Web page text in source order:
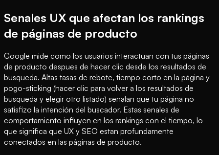
Senales UX que afectan los rankings
de páginas de producto
Google mide como los usuarios interactuan con tus páginas
de producto despues de hacer clic desde los resultados de
busqueda. Altas tasas de rebote, tiempo corto en la página y
pogo-sticking (hacer clic para volver a los resultados de
busqueda y elegir otro listado) senalan que tu página no
satisfizo la intención del buscador. Estas senales de
comportamiento influyen en los rankings con el tiempo, lo
que significa que UX y SEO estan profundamente
conectados en las páginas de producto.